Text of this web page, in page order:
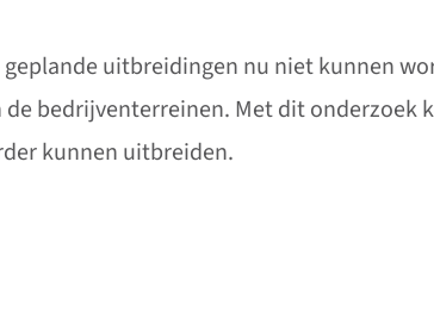
uitbreidingen nu niet kunnen
bedrijventerreinen. Met dit onderzoek
kunnen uitbreiden.